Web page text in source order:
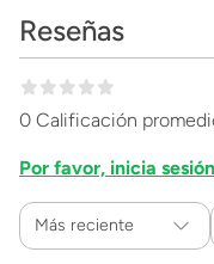
Reseñas
0 Calificación
Por favor, inicia
Más reciente